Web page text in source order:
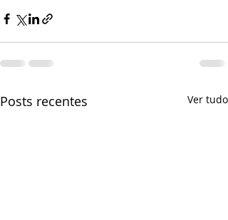
Posts recentes Ver tudo